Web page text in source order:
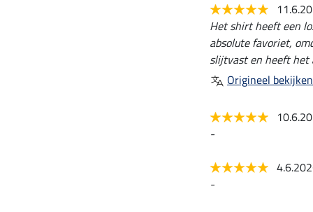
Het shirt heeft een
absolute favoriet,
slijtvast en heeft het
Origineel bekijken
-
-